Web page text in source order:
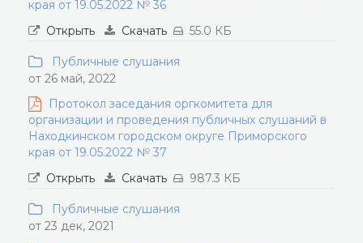
края от 19.05.2022 № 36
Открыть
Скачать 55.0 КБ
Публичные слушания
от 26 май, 2022
Протокол заседания оргкомитета для
организации и проведения публичных слушаний в
Находкинском городском округе Приморского
края от 19.05.2022 № 37
Открыть
Скачать 987.3 КБ
Публичные слушания
от 23 дек, 2021